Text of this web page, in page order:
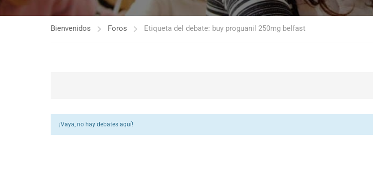
Bienvenidos Foros Etiqueta del debate: buy proguanil 250mg belfast
¡Vaya, no hay debates aquí!